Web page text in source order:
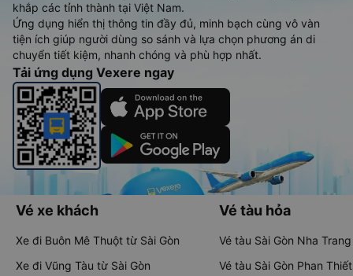
khắp các tỉnh thành tại Việt Nam.
Ứng dụng hiển thị thông tin đầy đủ, minh bạch cùng vô vàn
tiện ích giúp người dùng so sánh và lựa chọn phương án di
chuyển tiết kiệm, nhanh chóng và phù hợp nhất.
Tải ứng dụng Vexere ngay
Vé xe khách
Xe đi Buôn Mê Thuột từ Sài Gòn
Xe đi Vũng Tàu từ Sài Gòn
Vé tàu hỏa
Vé tàu Sài Gòn Nha Trang
Vé tàu Sài Gòn Phan Thiết